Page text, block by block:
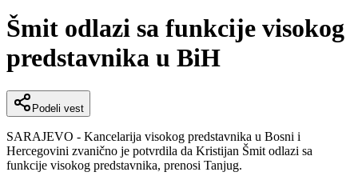
Šmit odlazi sa funkcije visokog
predstavnika u BiH
Podeli vest
SARAJEVO - Kancelarija visokog predstavnika u Bosni i
Hercegovini zvanično je potvrdila da Kristijan Šmit odlazi sa
funkcije visokog predstavnika, prenosi Tanjug.